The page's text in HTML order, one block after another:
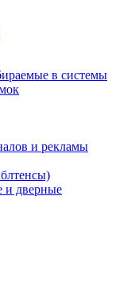
в системы
и рекламы
и дверные